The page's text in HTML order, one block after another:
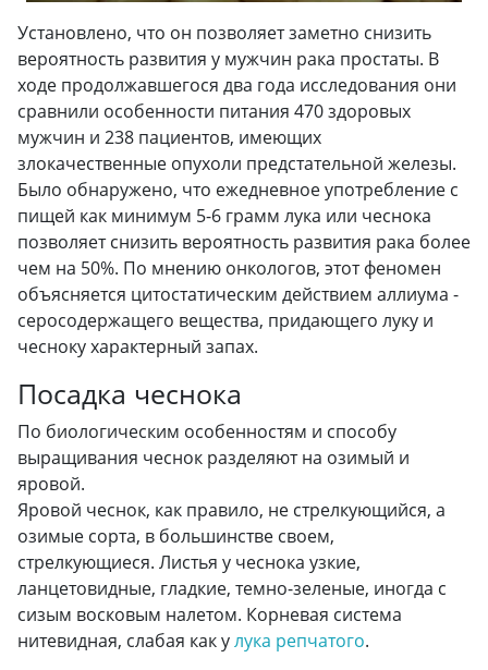
Установлено, что он позволяет заметно снизить
вероятность развития у мужчин рака простаты. В
ходе продолжавшегося два года исследования они
сравнили особенности питания 470 здоровых
мужчин и 238 пациентов, имеющих
злокачественные опухоли предстательной железы.
Было обнаружено, что ежедневное употребление с
пищей как минимум 5-6 грамм лука или чеснока
позволяет снизить вероятность развития рака более
чем на 50%. По мнению онкологов, этот феномен
объясняется цитостатическим действием аллиума -
серосодержащего вещества, придающего луку и
чесноку характерный запах.
Посадка чеснока
По биологическим особенностям и способу
выращивания чеснок разделяют на озимый и
яровой.
Яровой чеснок, как правило, не стрелкующийся, а
озимые сорта, в большинстве своем,
стрелкующиеся. Листья у чеснока узкие,
ланцетовидные, гладкие, темно-зеленые, иногда с
сизым восковым налетом. Корневая система
нитевидная, слабая как улука репчатого.